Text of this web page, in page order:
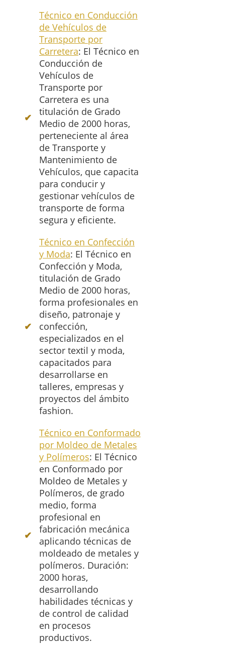
Técnico en Conducción
de Vehículos de
Transporte por
Carretera: El Técnico en
Conducción de
Vehículos de
Transporte por
Carretera es una
titulación de Grado
Medio de 2000 horas,
perteneciente al área
de Transporte y
Mantenimiento de
Vehículos, que capacita
para conducir y
gestionar vehículos de
transporte de forma
segura y eficiente.
Técnico en Confección
y Moda: El Técnico en
Confección y Moda,
titulación de Grado
Medio de 2000 horas,
forma profesionales en
diseño, patronaje y
confección,
especializados en el
sector textil y moda,
capacitados para
desarrollarse en
talleres, empresas y
proyectos del ámbito
fashion.
Técnico en Conformado
por Moldeo de Metales
y Polímeros: El Técnico
en Conformado por
Moldeo de Metales y
Polímeros, de grado
medio, forma
profesional en
fabricación mecánica
aplicando técnicas de
moldeado de metales y
polímeros. Duración:
2000 horas,
desarrollando
habilidades técnicas y
de control de calidad
en procesos
productivos.